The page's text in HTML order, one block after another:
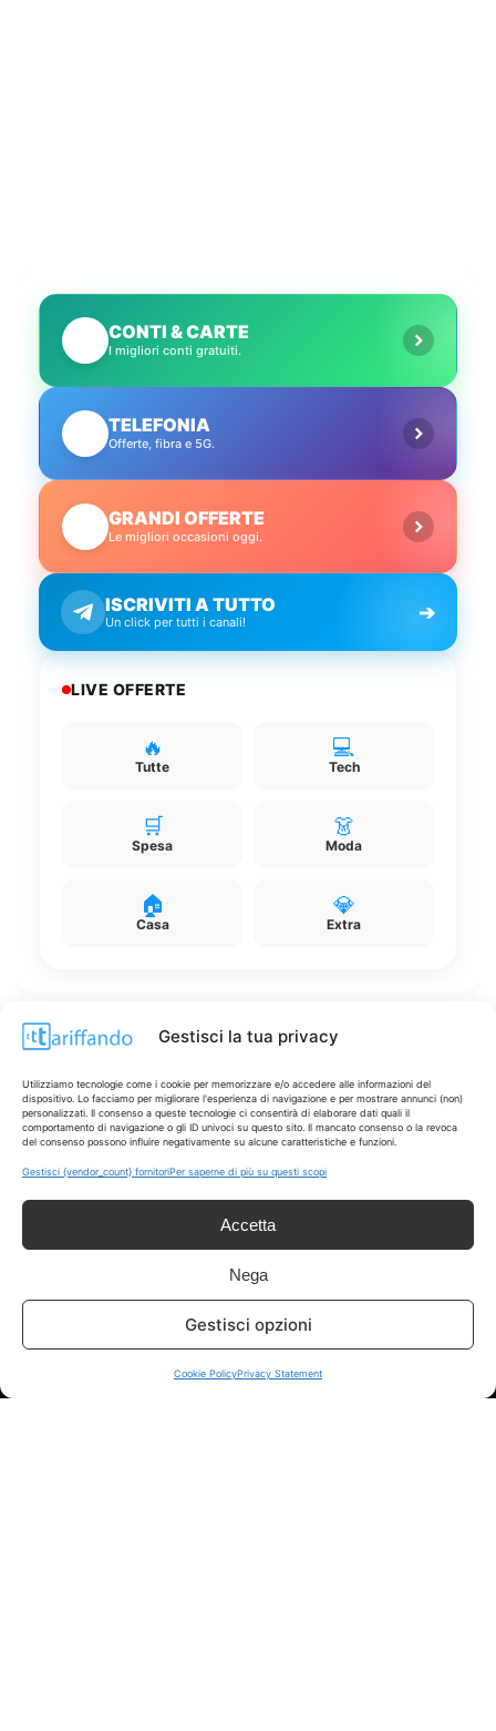
Gestisci la tua privacy
Utilizziamo tecnologie come i cookie per memorizzare e/o accedere alle informazioni del
dispositivo. Lo facciamo per migliorare l'esperienza di navigazione e per mostrare annunci (non)
personalizzati. Il consenso a queste tecnologie ci consentirà di elaborare dati quali il
comportamento di navigazione o gli ID univoci su questo sito. Il mancato consenso o la revoca
del consenso possono influire negativamente su alcune caratteristiche e funzioni.
Gestisci {vendor_count} fornitoriPer saperne di più su questi scopi
Accetta
Nega
Gestisci opzioni
Cookie PolicyPrivacy Statement
CONTI & CARTE
I migliori conti gratuiti.
TELEFONIA
Offerte, fibra e 5G.
GRANDI OFFERTE
Le migliori occasioni oggi.
ISCRIVITI A TUTTO
Un click per tutti i canali! ➔
LIVE OFFERTE
🔥
Tutte
💻
Tech
🛒
Spesa
👗
Moda
🏠
Casa
💎
Extra
Disclaimer
I marchi citati appartengono ai rispettivi proprietari. Le offerte
segnalate possono subire variazioni: verifica sempre le condizioni
sui siti ufficiali.
In qualità di Affiliato Amazon ed eBay, Tariffando riceve un
guadagno dagli acquisti idonei.
Cookie Policy